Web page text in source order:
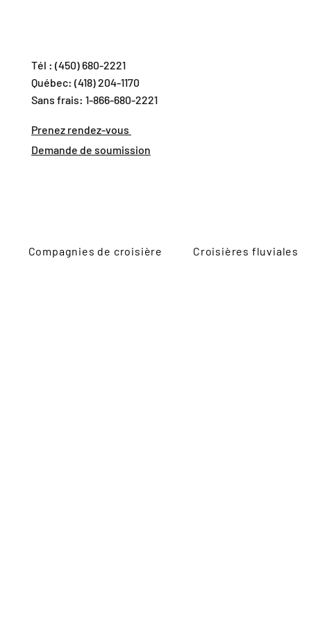
Tél : (450) 680-2221
Québec: (418) 204-1170
Sans frais: 1-866-680-2221
Prenez rendez-vous
Demande de soumission
Compagnies de croisière Croisières fluviales